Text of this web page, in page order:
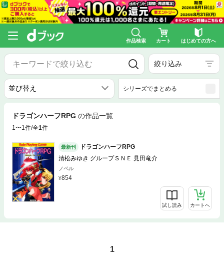
作品検索 カート はじめての方へ
絞り込み
シリーズでまとめる
ドラゴンハーフRPG の作品一覧
1〜1件/全1件
最新刊
ドラゴンハーフRPG
清松みゆき グループＳＮＥ 見田竜介
ノベル
854
試し読み カートへ
1